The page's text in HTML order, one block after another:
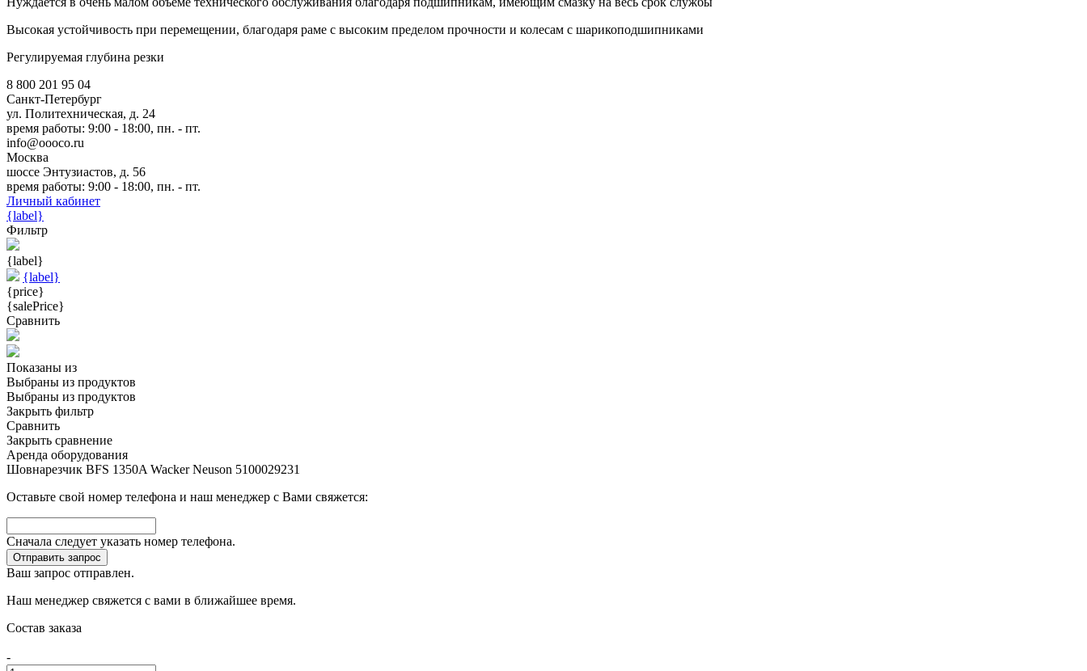
Высокая устойчивость при перемещении, благодаря раме с высоким пределом прочности и колесам с шарикоподшипниками
Регулируемая глубина резки
8 800 201 95 04
Санкт-Петербург
ул. Политехническая, д. 24
время работы: 9:00 - 18:00, пн. - пт.
info@oooco.ru
Москва
шоссе Энтузиастов, д. 56
время работы: 9:00 - 18:00, пн. - пт.
Личный кабинет
{label}
Фильтр
{label}
{label}
{price}
{salePrice}
Сравнить
Показаны из
Выбраны из продуктов
Выбраны из продуктов
Закрыть фильтр
Сравнить
Закрыть сравнение
Аренда оборудования
Шовнарезчик BFS 1350A Wacker Neuson 5100029231
Оставьте свой номер телефона и наш менеджер с Вами свяжется:
Сначала следует указать номер телефона.
Отправить запрос
Ваш запрос отправлен.
Наш менеджер свяжется с вами в ближайшее время.
Состав заказа
-